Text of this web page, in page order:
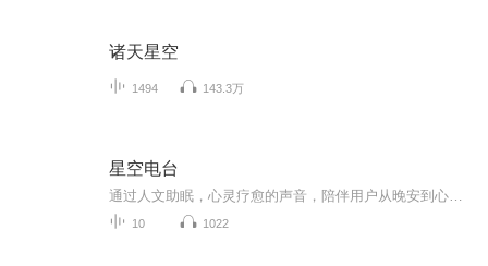
诸天星空
1494 143.3万
星空电台
10 1022